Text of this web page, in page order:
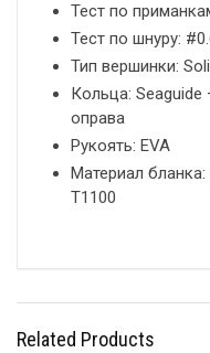
Тест по
Тест по шнуру:
Тип вершинки:
Кольца: Seaguide
оправа
Рукоять: EVA
Материал
T1100
Related Products